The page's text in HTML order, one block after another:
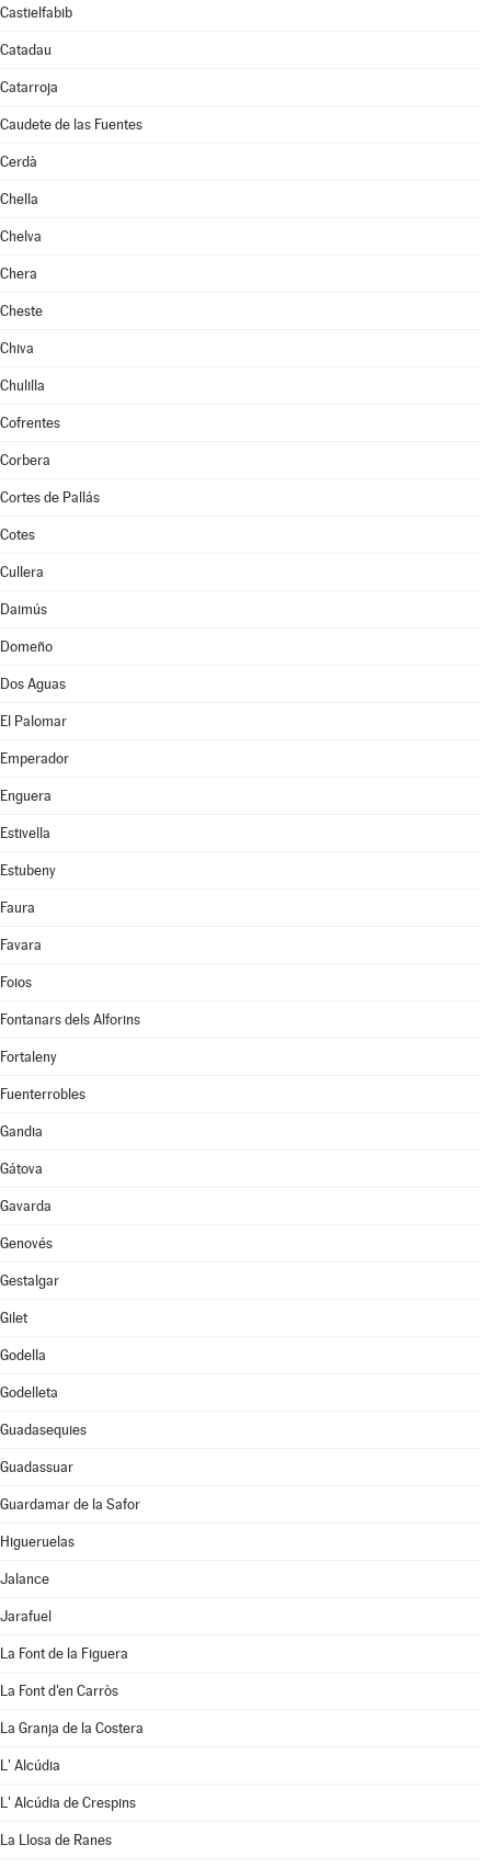
Castielfabib
Catadau
Catarroja
Caudete de las Fuentes
Cerdà
Chella
Chelva
Chera
Cheste
Chiva
Chulilla
Cofrentes
Corbera
Cortes de Pallás
Cotes
Cullera
Daimús
Domeño
Dos Aguas
El Palomar
Emperador
Enguera
Estivella
Estubeny
Faura
Favara
Foios
Fontanars dels Alforins
Fortaleny
Fuenterrobles
Gandia
Gátova
Gavarda
Genovés
Gestalgar
Gilet
Godella
Godelleta
Guadasequies
Guadassuar
Guardamar de la Safor
Higueruelas
Jalance
Jarafuel
La Font de la Figuera
La Font d'en Carròs
La Granja de la Costera
L' Alcúdia
L' Alcúdia de Crespins
La Llosa de Ranes